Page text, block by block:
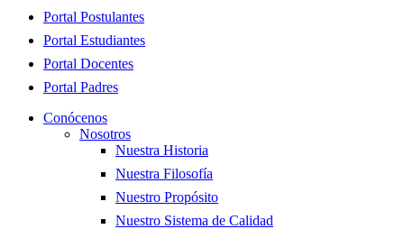
Close
Portal Postulantes
Portal Estudiantes
Portal Docentes
Portal Padres
Conócenos
Nosotros
Nuestra Historia
Nuestra Filosofía
Nuestro Propósito
Nuestro Sistema de Calidad